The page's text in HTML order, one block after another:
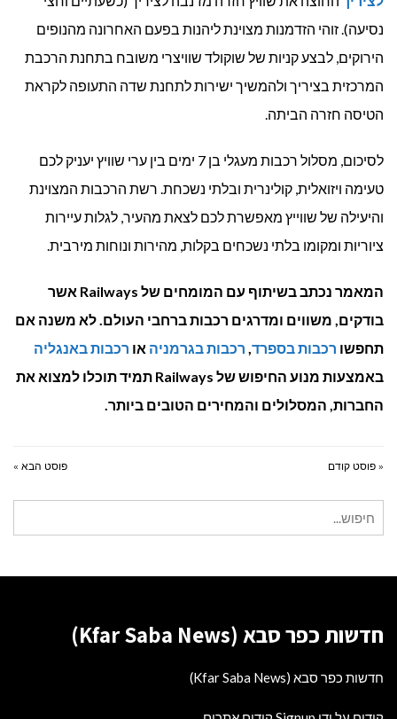
נסיעה). זוהי הזדמנות מצוינת ליהנות בפעם האחרונה מהנופים
הירוקים, לבצע קניות של שוקולד שוויצרי משובח בתחנת הרכבת
המרכזית בציריך ולהמשיך ישירות לתחנת שדה התעופה לקראת
הטיסה חזרה הביתה.
לסיכום, מסלול רכבות מעגלי בן 7 ימים בין ערי שוויץ יעניק לכם
טעימה ויזואלית, קולינרית ובלתי נשכחת. רשת הרכבות המצוינת
והיעילה של שווייץ מאפשרת לכם לצאת מהעיר, לגלות עיירות
ציוריות ומקומו בלתי נשכחים בקלות, מהירות ונוחות מירבית.
המאמר נכתב בשיתוף עם המומחים של Railways אשר
בודקים, משווים ומדרגים רכבות ברחבי העולם. לא משנה אם
תחפשו רכבות בספרד רכבות בגרמניה או רכבות באנגליה
באמצעות מנוע החיפוש של Railways תמיד תוכלו למצוא את
החברות, המסלולים והמחירים הטובים ביותר.
« פוסט קודם פוסט הבא »
עבור:
חדשות כפר סבא (Kfar Saba News)
חדשות כפר סבא (Kfar Saba News)